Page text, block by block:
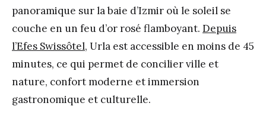
panoramique sur la baie d’Izmir où le soleil se
couche en un feu d’or rosé flamboyant. Depuis
l’Efes Swissôtel, Urla est accessible en moins de 45
minutes, ce qui permet de concilier ville et
nature, confort moderne et immersion
gastronomique et culturelle.